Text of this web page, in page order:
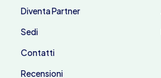
Diventa Partner
Sedi
Contatti
Recensioni